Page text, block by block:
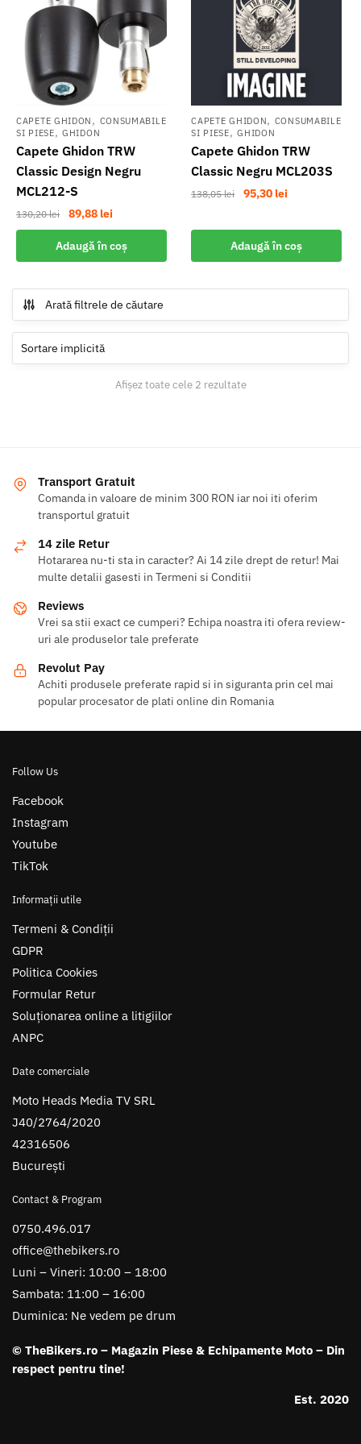
CAPETE GHIDON , CONSUMABILE
SI PIESE,GHIDON
Capete Ghidon TRW
Classic Design Negru
MCL212-S
130,20lei
Prețul
inițial
a
fost:
89,88 leiPrețul
curent
este:
89,88 lei.
Adaugă în coș
CAPETE GHIDON, CONSUMABILE
SI PIESE,GHIDON
Capete Ghidon TRW
Classic Negru MCL203S
138,05lei
Prețul
a
fost:
138,05 lei.
95,30 leiPrețul
este:
95,30 lei.
Adaugă în coș
Arată filtrele de căutare
Afișez toate cele 2 rezultate
Transport Gratuit
Comanda in valoare de minim 300 RON iar noi iti oferim
transportul gratuit
14 zile Retur
Hotararea nu-ti sta in caracter? Ai 14 zile drept de retur! Mai
multe detalii gasesti in Termeni si Conditii
Reviews
Vrei sa stii exact ce cumperi? Echipa noastra iti ofera review-
uri ale produselor tale preferate
Revolut Pay
Achiti produsele preferate rapid si in siguranta prin cel mai
popular procesator de plati online din Romania
Follow Us
Facebook
Instagram
Youtube
TikTok
Informații utile
Termeni & Condiții
GDPR
Politica Cookies
Formular Retur
Soluționarea online a litigiilor
ANPC
Date comerciale
Moto Heads Media TV SRL
J40/2764/2020
42316506
București
Contact & Program
0750.496.017
office@thebikers.ro
Luni – Vineri: 10:00 – 18:00
Sambata: 11:00 – 16:00
Duminica: Ne vedem pe drum
© TheBikers.ro – Magazin Piese & Echipamente Moto – Din
respect pentru tine!
Est. 2020